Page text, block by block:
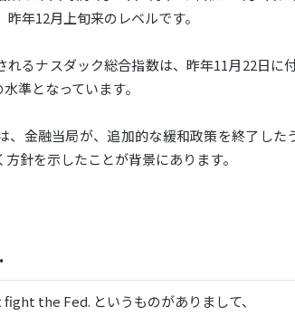
年12月上旬来のレベルです。
れるナスダック総合指数は、昨年11月22日に
準となっています。
、金融当局が、追加的な緩和政策を終了した
針を示したことが背景にあります。
the Fed. というものがありまして、